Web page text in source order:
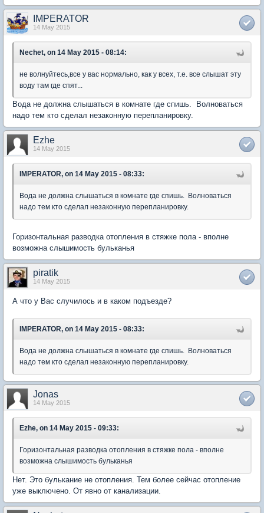
IMPERATOR
14 May 2015
Nechet, on 14 May 2015 - 08:14:
не волнуйтесь,все у вас нормально, как у всех, т.е. все слышат эту
воду там где спят...
Вода не должна слышаться в комнате где спишь. Волноваться
надо тем кто сделал незаконную перепланировку.
Ezhe
14 May 2015
IMPERATOR, on 14 May 2015 - 08:33:
Вода не должна слышаться в комнате где спишь. Волноваться
надо тем кто сделал незаконную перепланировку.
Горизонтальная разводка отопления в стяжке пола - вполне
возможна слышимость бульканья
piratik
14 May 2015
А что у Вас случилось и в каком подъезде?
IMPERATOR, on 14 May 2015 - 08:33:
Вода не должна слышаться в комнате где спишь. Волноваться
надо тем кто сделал незаконную перепланировку.
Jonas
14 May 2015
Ezhe, on 14 May 2015 - 09:33:
Горизонтальная разводка отопления в стяжке пола - вполне
возможна слышимость бульканья
Нет. Это булькание не отопления. Тем более сейчас отопление
уже выключено. От явно от канализации.